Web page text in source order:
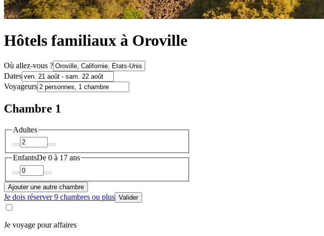
Hôtels familiaux à Oroville
Où allez-vous ?
Dates
Voyageurs
Chambre 1
Adultes
EnfantsDe 0 à 17 ans
Ajouter une autre chambre
Je dois réserver 9 chambres ou plus Valider
Je voyage pour affaires